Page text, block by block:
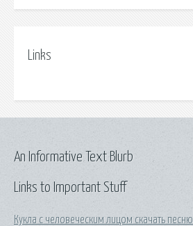
Links
Links to Important Stuff
Кукла с человеческим лицом скачать песню
An Informative Text Blurb